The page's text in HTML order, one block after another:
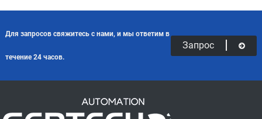
Для запросов свяжитесь с нами, и мы ответим в
течение 24 часов.
Запрос